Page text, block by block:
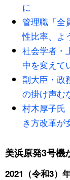
に
管理職「全
性比率、よ
社会学者・
中を変えて
副大臣・政
の掛け声む
村木厚子氏
き方改革が
美浜原発3号機
2021（令和3）